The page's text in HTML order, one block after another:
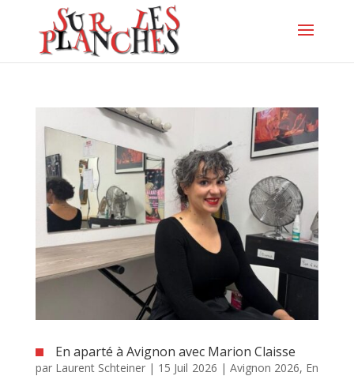
En aparté à Avignon avec Marion Claisse
par Laurent Schteiner | 15 Juil 2026 | Avignon 2026, En